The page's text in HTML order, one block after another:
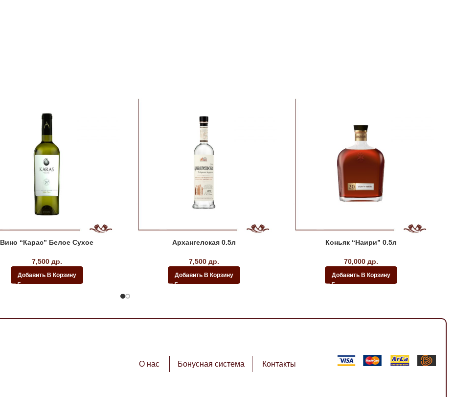
Вино “Карас” Белое Сухое
7,500др.
Добавить В Корзину
Архангелская 0.5л
7,500др.
Добавить В Корзину
Коньяк “Наири” 0.5л
70,000др.
Добавить В Корзину
О нас Бонусная система Контакты